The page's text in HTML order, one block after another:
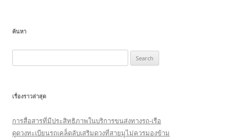
ค้นหา
for:
เรื่องราวล่าสุด
การสื่อสารที่มีประสิทธิภาพในบริการขนส่งทางรถ-เรือ
ดูดวงทะเบียนรถเคล็ดลับเสริมดวงที่สายมูไม่ควรมองข้าม